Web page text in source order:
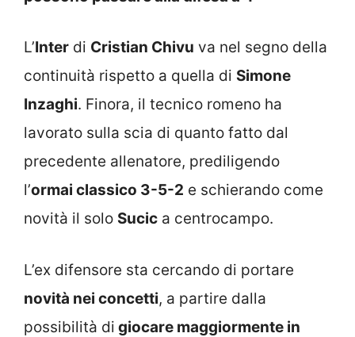
L’Inter di Cristian Chivu va nel segno della
continuità rispetto a quella di Simone
Inzaghi. Finora, il tecnico romeno ha
lavorato sulla scia di quanto fatto dal
precedente allenatore, prediligendo
l’ormai classico 3-5-2 e schierando come
novità il solo Sucic a centrocampo.
L’ex difensore sta cercando di portare
novità nei concetti, a partire dalla
possibilità di giocare maggiormente in